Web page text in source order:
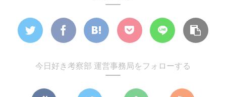
今日好き考察部 運営事務局をフォローする